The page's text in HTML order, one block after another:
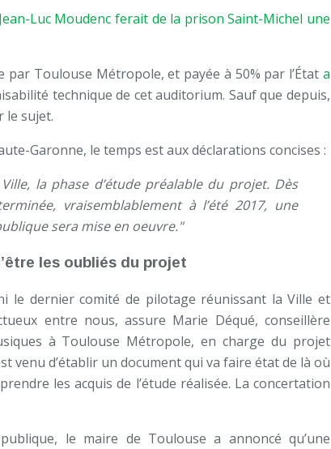
Luc Moudenc ferait de la prison Saint-Michel une
par Toulouse Métropole, et payée à 50% par l’État a
technique de cet auditorium. Sauf que depuis,
le sujet.
Garonne, le temps est aux déclarations concises :
la phase d’étude préalable du projet. Dès
vraisemblablement à l’été 2017, une
sera mise en oeuvre."
les oubliés du projet
le dernier comité de pilotage réunissant la Ville et
entre nous, assure Marie Déqué, conseillère
à Toulouse Métropole, en charge du projet
venu d’établir un document qui va faire état de là où
les acquis de l’étude réalisée. La concertation
le maire de Toulouse a annoncé qu’une